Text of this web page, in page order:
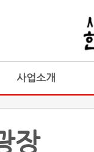
사업소개
장